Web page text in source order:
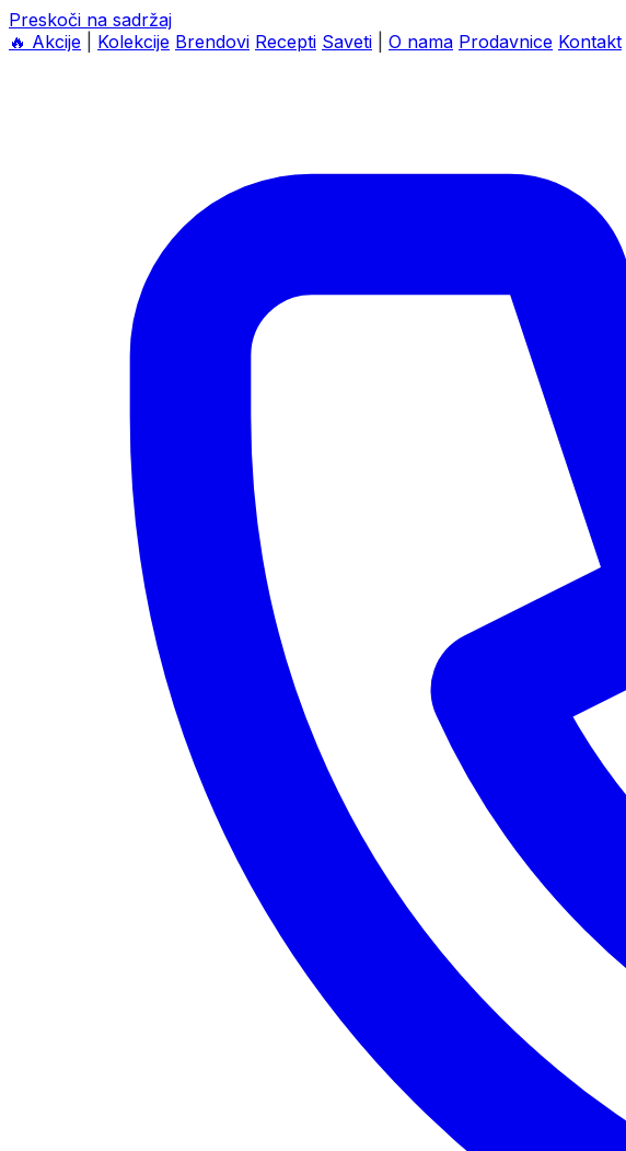
Preskoči na sadržaj
🔥 Akcije Kolekcije Brendovi Recepti Saveti O nama Prodavnice Kontakt